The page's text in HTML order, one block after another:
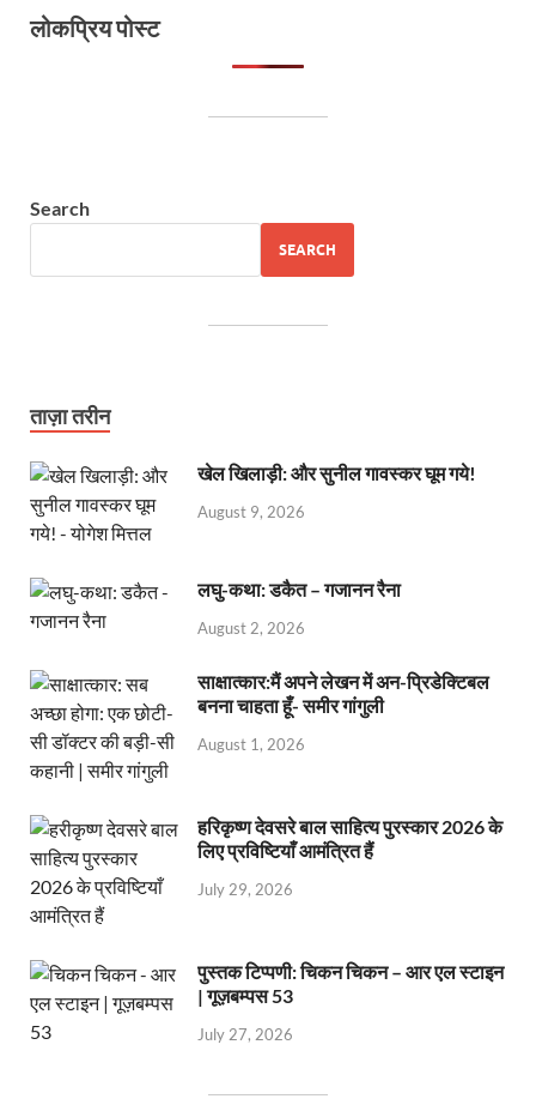
लोकप्रिय पोस्ट
Search
SEARCH
ताज़ा तरीन
खेल खिलाड़ी: और सुनील गावस्कर घूम गये!
August 9, 2026
लघु-कथा: डकैत – गजानन रैना
August 2, 2026
साक्षात्कार:मैं अपने लेखन में अन-प्रिडेक्टिबल
बनना चाहता हूँ- समीर गांगुली
August 1, 2026
हरिकृष्ण देवसरे बाल साहित्य पुरस्कार 2026 के
लिए प्रविष्टियाँ आमंत्रित हैं
July 29, 2026
पुस्तक टिप्पणी: चिकन चिकन – आर एल स्टाइन
| गूज़बम्पस 53
July 27, 2026